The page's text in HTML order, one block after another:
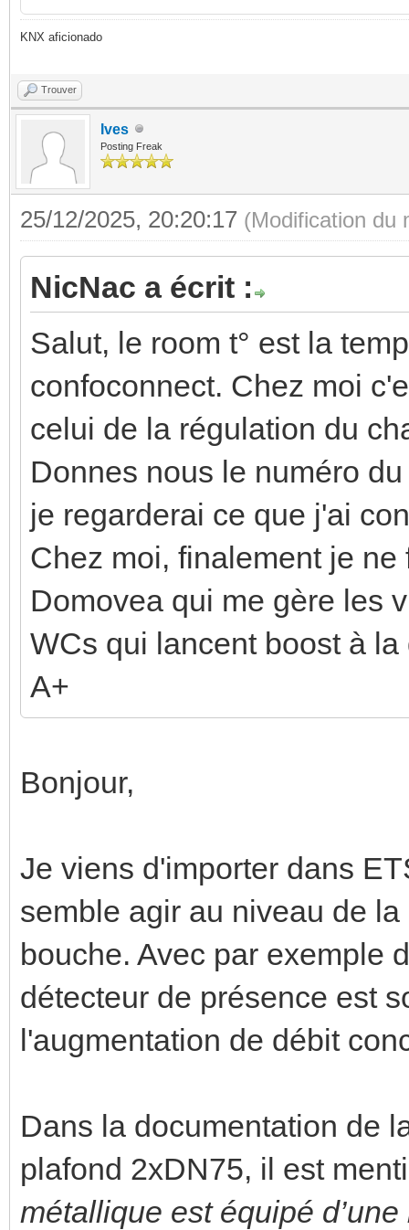
KNX aficionado
Trouver
Ives
Posting Freak
25/12/2025, 20:20:17 (Modification du
NicNac a écrit :
Salut, le room t° est la
confoconnect. Chez moi
celui de la régulation du
Donnes nous le numéro
je regarderai ce que j'ai
Chez moi, finalement je
Domovea qui me gère les
WCs qui lancent boost à la
A+
Bonjour,
Je viens d'importer dans
semble agir au niveau de
bouche. Avec par exemple
détecteur de présence est
l'augmentation de débit
Dans la documentation de
plafond 2xDN75, il est
métallique est équipé